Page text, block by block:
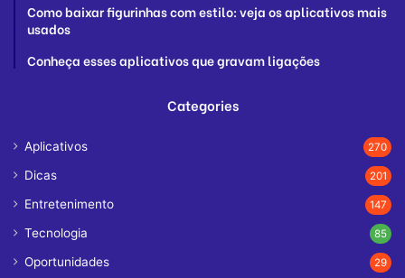
Como baixar figurinhas com estilo: veja os aplicativos mais
usados
Conheça esses aplicativos que gravam ligações
Categories
Aplicativos 270
Dicas 201
Entretenimento 147
Tecnologia 85
Oportunidades 29